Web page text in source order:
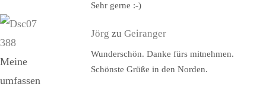
Meine
umfassen
Sehr gerne :-)
Jörg zu Geiranger
Wunderschön. Danke fürs mitnehmen.
Schönste Grüße in den Norden.